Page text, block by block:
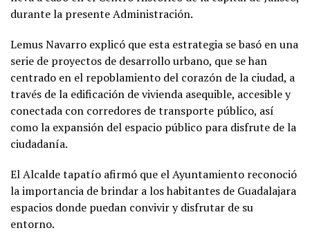
durante la presente Administración.
Lemus Navarro explicó que esta estrategia se basó en una
serie de proyectos de desarrollo urbano, que se han
centrado en el repoblamiento del corazón de la ciudad, a
través de la edificación de vivienda asequible, accesible y
conectada con corredores de transporte público, así
como la expansión del espacio público para disfrute de la
ciudadanía.
El Alcalde tapatío afirmó que el Ayuntamiento reconoció
la importancia de brindar a los habitantes de Guadalajara
espacios donde puedan convivir y disfrutar de su
entorno.